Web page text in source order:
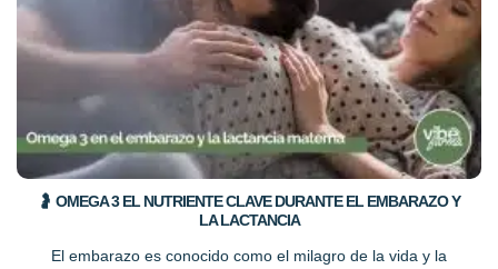
🤰 OMEGA 3 EL NUTRIENTE CLAVE DURANTE EL EMBARAZO Y
LA LACTANCIA
El embarazo es conocido como el milagro de la vida y la